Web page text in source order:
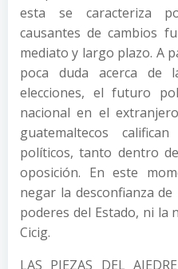
esta se caracteriza
causantes de cambios
mediato y largo plazo. A
poca duda acerca de
elecciones, el futuro
nacional en el
guatemaltecos
políticos, tanto dentro
oposición. En este
negar la desconfianza
poderes del Estado, ni la
Cicig.
LAS PIEZAS DEL